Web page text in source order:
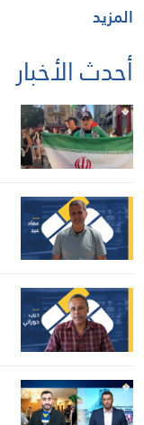
المزيد
أحدث الأخبار